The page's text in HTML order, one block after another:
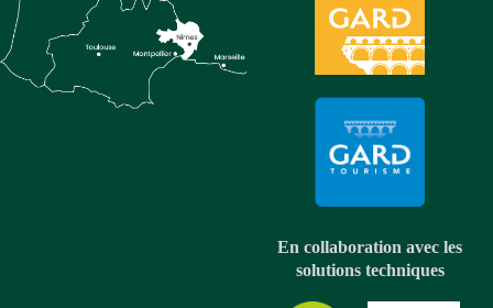
En collaboration avec les
solutions techniques